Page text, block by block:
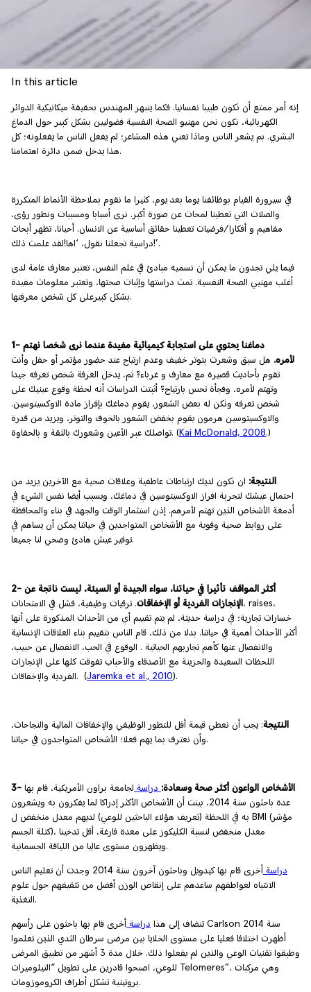
In this article
إنه أمر ممتع أن تكون طبيبا نفسانيا. فكما ينبهر المهندس بحقيقة ميكانيكية الدوائر
الكهربائية، نكون نحن مهنيو الصحة النفسية فضوليين بشكل كبير حول الدماغ
البشري. بم يشعر الناس وماذا تعني هذه المشاعر؛ لم يفعل الناس ما يفعلونه؛ كل
هذا يدخل ضمن دائرة اهتمامنا.
في سيرورة القيام بوظائفنا يوما بعد يوم، كثيرا ما نقوم بملاحظة الأنماط المتكررة
والصلات التي تعطينا لمحات عن صورة أكبر. نرى أسبابا ومسببات ونطور رؤى،
مفاهيم و أفكارا/فرضيات تعطينا حقائق أساسية عن الانسان. أحيانا، تظهر أبحاث
دراسية تجعلنا نقول، ‘اها!لقد علمت ذلك!’.
فيما يلي تجدون ما يمكن أن نسميه مبادئ في علم النفس، تعتبر معارف عامة لدى
أغلب مهنيي الصحة النفسية. تمت دراستها وإثبات صحتها، وتعتبر معلومات مفيدة
بشكل كبيرعلى كل شخص معرفتها.
1- دماغنا يحتوي على استجابة كيميائية مفيدة عندما نرى شخصا نهتم
لأمره. هل سبق وشعرت بتوتر خفيف وعدم ارتياح عند حضور مؤتمر أو حفل وأنت
تقوم بأحاديث قصيرة مع معارف و غرباء؟ ثم، يدخل الغرفة شخص تعرفه جيدا
وتهتم لأمره، وفجأة تحس بارتياح؟ أثبتت الدراسات أنه لحظة وقوع عينيك على
شخص تعرفه وتكن له بعض الشعور، يقوم دماغك بإفراز مادة الاوكسيتوسين.
والاوكسيتوسين هرمون يقوم بخفض الشعور بالخوف والتوتر، ويزيد من قدرة
تواصلك عبر الأعين وشعورك بالثقة و بالحفاوة. ( Kai McDonald, 2008.)
النتيجة:
ان تكون لديك ارتباطات عاطفية وعلاقات صحية مع الآخرين يزيد من
احتمال عيشك لتجربة افراز الاوكسيتوسين في دماغك، ويسبب أيضا نفس الشيء في
أدمغة الأشخاص الذين تهتم لأمرهم. إذن استثمار الوقت والجهد في بناء والمحافظة
على روابط صحية وقوية مع الأشخاص المتواجدين في حياتنا يمكن أن يساهم في
توفير عيش هادئ وصحي لنا جميعا.
2- أكثر المواقف تأثيرا في حياتنا، سواء الجيدة أو السيئة، ليست ناتجة عن
الإنجازات الفردية أو الإخفاقات. ترقيات وظيفية، فشل في الامتحانات، raises،
خسارات تجارية؛ في دراسة حديثة، لم يتم تقييم أي من الأحداث المذكورة على أنها
أكثر الأحداث أهمية في حياتنا. بدلا من ذلك، قام الناس بتقييم بناء العلاقات الإنسانية
والانفصال عنها كأهم تجاربهم الحياتية . الوقوع في الحب، الانفصال عن حبيب،
اللحظات السعيدة والحزينة مع الأصدقاء والأحباب تفوقت كلها على الإنجازات
الفردية والإخفاقات. (Jaremka et al., 2010).
النتيجة: يجب أن نعطي قيمة أقل للتطور الوظيفي والإخفاقات المالية والنجاحات،
وأن نعترف بما يهم فعلا؛ الأشخاص المتواجدون في حياتنا.
3- الأشخاص الواعون أكثر صحة وسعادة: دراسة لجامعة براون الأمريكية، قام بها
عدة باحثون سنة 2014، بينت أن الأشخاص الأكثر إدراكا لما يفكرون به ويشعرون
به في اللحظة (تعريف هؤلاء الباحثين للوعي) لديهم معدل منخفض ل BMI (مؤشر
كتلة الجسم)، معدل منخفض لنسبة الكليكوز على معدة فارغة، أقل تدخينا
ويظهرون مستوى عاليا من اللياقة الجسمانية.
دراسة
أخرى قام بها كيدويل وباحثون آخرون سنة 2014 وجدت أن تعليم الناس
الانتباه لعواطفهم ساعدهم على إنقاص الوزن أفضل من تثقيفهم حول علوم
التغذية.
تنضاف إلى هذا دراسة
أخرى قام بها باحثون على رأسهم Carlson سنة 2014
أظهرت اختلافا فعليا على مستوى الخلايا بين مرضى سرطان الثدي الذين تعلموا
وطبقوا تقنيات الوعي والذين لم يفعلوا ذلك. خلال مدة 3 أشهر من تطبيق المرضى
للوعي، اصبحوا قادرين على تطويل “التيلوميرات Telomeres”، وهي مركبات
بروتينية تشكل أطراف الكروموزومات.